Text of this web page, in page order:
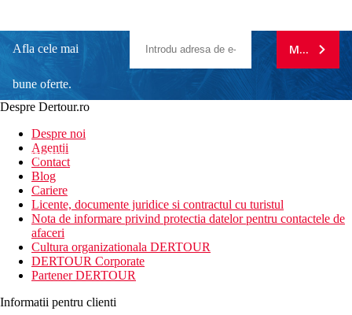
Afla cele mai
bune oferte.
newsletter!
MA
Despre Dertour.ro
Despre noi
Agentii
Contact
Blog
Cariere
Licente, documente juridice si contractul cu turistul
Nota de informare privind protectia datelor pentru contactele de
afaceri
Cultura organizationala DERTOUR
DERTOUR Corporate
Partener DERTOUR
Informatii pentru clienti